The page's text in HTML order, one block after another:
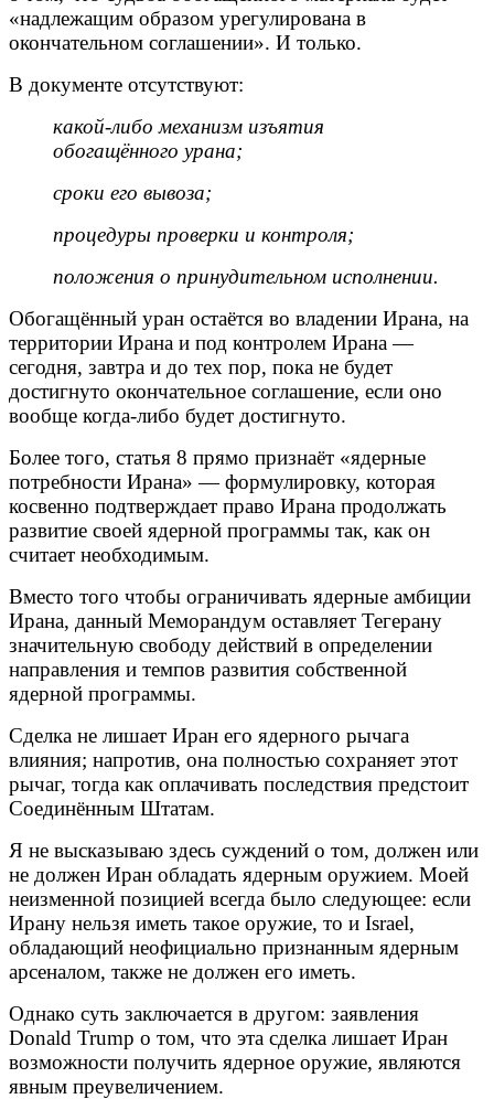
«надлежащим образом урегулирована в
окончательном соглашении». И только.
В документе отсутствуют:
какой-либо механизм изъятия
обогащённого урана;
сроки его вывоза;
процедуры проверки и контроля;
положения о принудительном исполнении.
Обогащённый уран остаётся во владении Ирана, на
территории Ирана и под контролем Ирана —
сегодня, завтра и до тех пор, пока не будет
достигнуто окончательное соглашение, если оно
вообще когда-либо будет достигнуто.
Более того, статья 8 прямо признаёт «ядерные
потребности Ирана» — формулировку, которая
косвенно подтверждает право Ирана продолжать
развитие своей ядерной программы так, как он
считает необходимым.
Вместо того чтобы ограничивать ядерные амбиции
Ирана, данный Меморандум оставляет Тегерану
значительную свободу действий в определении
направления и темпов развития собственной
ядерной программы.
Сделка не лишает Иран его ядерного рычага
влияния; напротив, она полностью сохраняет этот
рычаг, тогда как оплачивать последствия предстоит
Соединённым Штатам.
Я не высказываю здесь суждений о том, должен или
не должен Иран обладать ядерным оружием. Моей
неизменной позицией всегда было следующее: если
Ирану нельзя иметь такое оружие, то и Israel,
обладающий неофициально признанным ядерным
арсеналом, также не должен его иметь.
Однако суть заключается в другом: заявления
Donald Trump о том, что эта сделка лишает Иран
возможности получить ядерное оружие, являются
явным преувеличением.